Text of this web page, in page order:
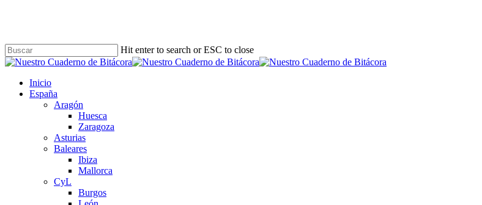
content
Hit enter to search or ESC to close
Close
Buscar
Menu
Inicio
España
Aragón
Huesca
Zaragoza
Asturias
Baleares
Ibiza
Mallorca
CyL
Burgos